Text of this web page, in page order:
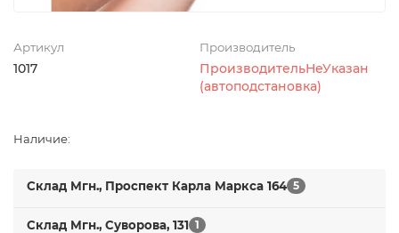
Артикул
1017
Производитель
ПроизводительНеУказан
(автоподстановка)
Наличие:
Склад Мгн., Проспект Карла Маркса 164 5
Склад Мгн., Суворова, 131 1